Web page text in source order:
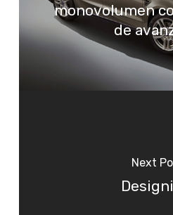
monovolumen
de
Next